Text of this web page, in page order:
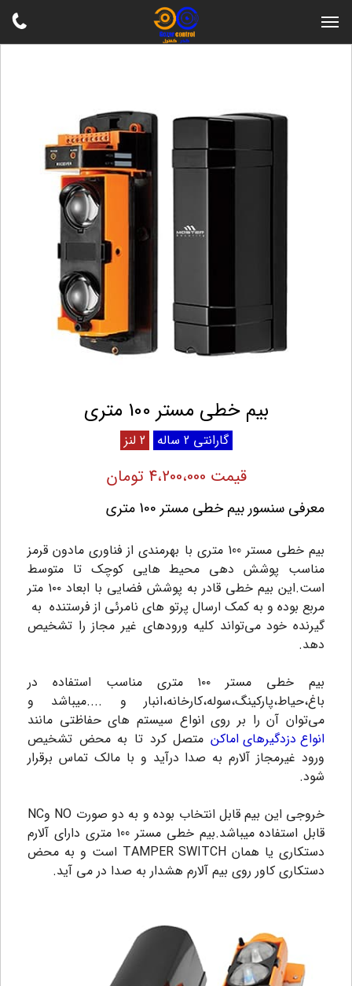
بیم خطی مستر 100 متری
گارانتی 2 ساله 2 لنز
قیمت 4،200،000 تومان
معرفی سنسور بیم خطی مستر 100 متری
بیم خطی مستر 100 متری با بهرمندی از فناوری مادون قرمز
مناسب پوشش دهی محیط هایی کوچک تا متوسط
است.این بیم خطی قادر به پوشش فضایی با ابعاد ۱۰۰ متر
مربع بوده و به کمک ارسال پرتو های نامرئی از فرستنده به
گیرنده خود می‌تواند کلیه ورودهای غیر مجاز را تشخیص
دهد.
بیم خطی مستر ۱۰۰ متری مناسب استفاده در
باغ،حیاط،پارکینگ،سوله،کارخانه،انبار و ....میباشد و
می‌توان آن را بر روی انواع سیستم های حفاظتی مانند
انواع دزدگیرهای اماکن متصل کرد تا به محض تشخیص
ورود غیرمجاز آلارم به صدا درآید و با مالک تماس برقرار
شود.
خروجی این بیم قابل انتخاب بوده و به دو صورت NO وNC
قابل استفاده میباشد.بیم خطی مستر 100 متری
دارای آلارم
دستکاری یا همان TAMPER SWITCH است و به محض
دستکاری کاور روی بیم آلارم هشدار به صدا در می آيد.